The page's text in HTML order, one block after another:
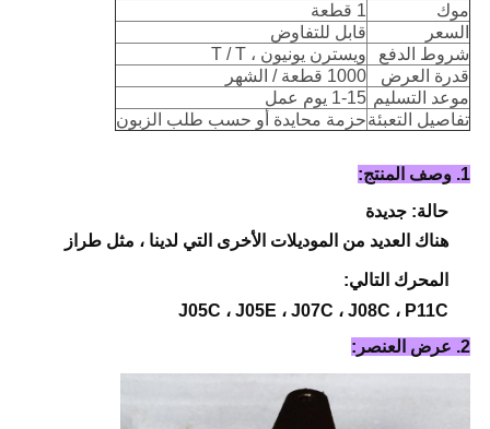
موك
1 قطعة
السعر
قابل للتفاوض
شروط الدفع
ويسترن يونيون ، T / T
قدرة العرض
1000 قطعة / الشهر
موعد التسليم 1-15 يوم عمل
تفاصيل التعبئةحزمة محايدة أو حسب طلب الزبون
1. وصف المنتج:
حالة: جديدة
هناك العديد من الموديلات الأخرى التي لدينا ، مثل طراز
المحرك التالي:
J05C ، J05E ، J07C ، J08C ، P11C
2. عرض العنصر: